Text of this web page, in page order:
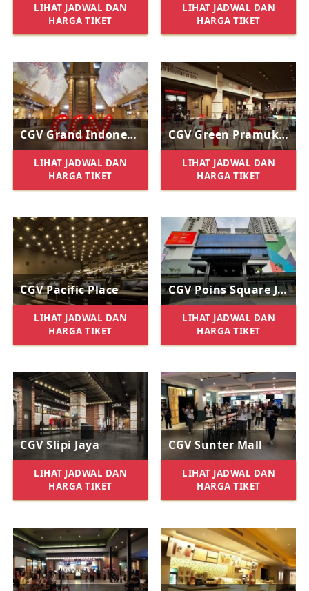
LIHAT JADWAL DAN
HARGA TIKET
LIHAT JADWAL DAN
HARGA TIKET
CGV Grand Indonesia
LIHAT JADWAL DAN
HARGA TIKET
CGV Green Pramuka Mall
LIHAT JADWAL DAN
HARGA TIKET
CGV Pacific Place
LIHAT JADWAL DAN
HARGA TIKET
CGV Poins Square Jakarta
LIHAT JADWAL DAN
HARGA TIKET
CGV Slipi Jaya
LIHAT JADWAL DAN
HARGA TIKET
CGV Sunter Mall
LIHAT JADWAL DAN
HARGA TIKET